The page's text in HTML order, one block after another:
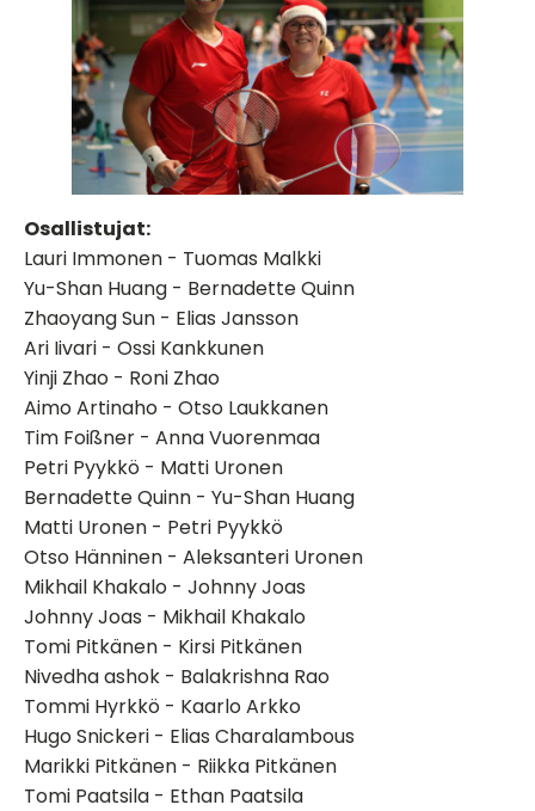
Osallistujat:
Lauri Immonen - Tuomas Malkki
Yu-Shan Huang - Bernadette Quinn
Zhaoyang Sun - Elias Jansson
Ari Iivari - Ossi Kankkunen
Yinji Zhao - Roni Zhao
Aimo Artinaho - Otso Laukkanen
Tim Foißner - Anna Vuorenmaa
Petri Pyykkö - Matti Uronen
Bernadette Quinn - Yu-Shan Huang
Matti Uronen - Petri Pyykkö
Otso Hänninen - Aleksanteri Uronen
Mikhail Khakalo - Johnny Joas
Johnny Joas - Mikhail Khakalo
Tomi Pitkänen - Kirsi Pitkänen
Nivedha ashok - Balakrishna Rao
Tommi Hyrkkö - Kaarlo Arkko
Hugo Snickeri - Elias Charalambous
Marikki Pitkänen - Riikka Pitkänen
Tomi Paatsila - Ethan Paatsila